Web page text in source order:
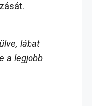
lábat
a legjobb